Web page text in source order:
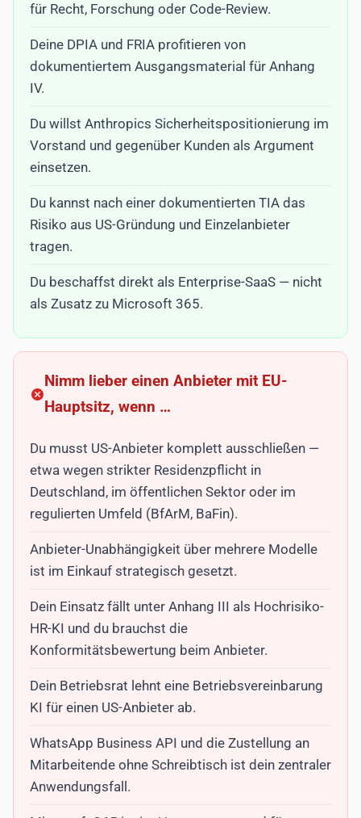
für Recht, Forschung oder Code-Review.
Deine DPIA und FRIA profitieren von
dokumentiertem Ausgangsmaterial für Anhang
IV.
Du willst Anthropics Sicherheitspositionierung im
Vorstand und gegenüber Kunden als Argument
einsetzen.
Du kannst nach einer dokumentierten TIA das
Risiko aus US-Gründung und Einzelanbieter
tragen.
Du beschaffst direkt als Enterprise-SaaS — nicht
als Zusatz zu Microsoft 365.
Nimm lieber einen Anbieter mit EU-
Hauptsitz, wenn …
Du musst US-Anbieter komplett ausschließen —
etwa wegen strikter Residenzpflicht in
Deutschland, im öffentlichen Sektor oder im
regulierten Umfeld (BfArM, BaFin).
Anbieter-Unabhängigkeit über mehrere Modelle
ist im Einkauf strategisch gesetzt.
Dein Einsatz fällt unter Anhang III als Hochrisiko-
HR-KI und du brauchst die
Konformitätsbewertung beim Anbieter.
Dein Betriebsrat lehnt eine Betriebsvereinbarung
KI für einen US-Anbieter ab.
WhatsApp Business API und die Zustellung an
Mitarbeitende ohne Schreibtisch ist dein zentraler
Anwendungsfall.